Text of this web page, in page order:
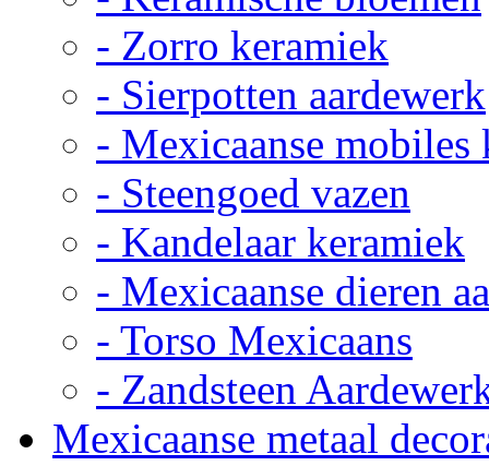
- Zorro keramiek
- Sierpotten aardewerk
- Mexicaanse mobiles
- Steengoed vazen
- Kandelaar keramiek
- Mexicaanse dieren
- Torso Mexicaans
- Zandsteen
Mexicaanse metaal